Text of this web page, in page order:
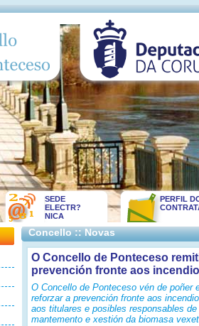
SEDE
ELECTR?
NICA
PERFIL
Concello :: Novas
O Concello de Ponteceso
prevención fronte aos
O Concello de Ponteceso vén de poñer
reforzar a prevención fronte aos
aos titulares e posibles responsables
mantemento e xestión da biomasa